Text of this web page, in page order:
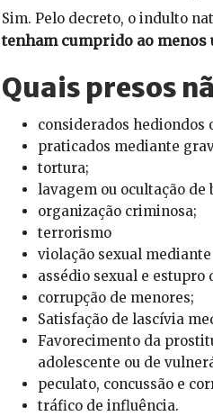
Sim. Pelo decreto, o indulto
tenham cumprido ao menos
Quais presos
considerados hediondos
praticados mediante
tortura;
lavagem ou ocultação de
organização criminosa;
terrorismo
violação sexual
assédio sexual e estupro
corrupção de menores;
Satisfação de lascívia
Favorecimento da
adolescente ou de
peculato, concussão e
tráfico de influência.